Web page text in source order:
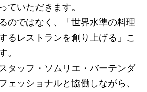
ていただきます。
のではなく、「世界水準の料理
るレストランを創り上げる」こ
。
タッフ・ソムリエ・バーテンダ
ェッショナルと協働しながら、